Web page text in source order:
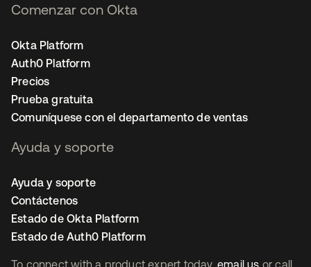
To connect with a product expert today, email us or call
Comenzar con Okta
Okta Platform
Auth0 Platform
Precios
Prueba gratuita
Comuníquese con el departamento de ventas
Ayuda y soporte
Ayuda y soporte
Contáctenos
Estado de Okta Platform
Estado de Auth0 Platform